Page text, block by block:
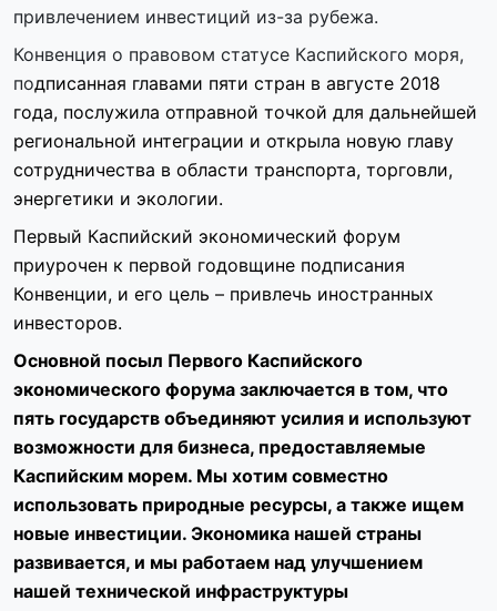
привлечением инвестиций из-за рубежа.
Конвенция о правовом статусе Каспийского моря,
подписанная главами пяти стран в августе 2018
года, послужила отправной точкой для дальнейшей
региональной интеграции и открыла новую главу
сотрудничества в области транспорта, торговли,
энергетики и экологии.
Первый Каспийский экономический форум
приурочен к первой годовщине подписания
Конвенции, и его цель – привлечь иностранных
инвесторов.
Основной посыл Первого Каспийского
экономического форума заключается в том, что
пять государств объединяют усилия и используют
возможности для бизнеса, предоставляемые
Каспийским морем. Мы хотим совместно
использовать природные ресурсы, а также ищем
новые инвестиции. Экономика нашей страны
развивается, и мы работаем над улучшением
нашей технической инфраструктуры